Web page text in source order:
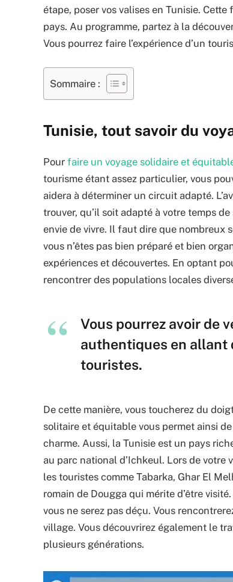
étape, poser vos valises en Tunisie.
pays. Au programme, partez à la
Vous pourrez faire l’expérience d’un
Sommaire :
Tunisie, tout savoir du
Pour faire un voyage solidaire et
tourisme étant assez particulier, vous
aidera à déterminer un circuit adapté.
trouver, qu’il soit adapté à votre temps
envie de vivre. Il faut dire que nombreux
vous n’êtes pas bien préparé et bien
expériences et découvertes. En optant
rencontrer des populations locales
Vous pourrez avoir de
authentiques en allant
touristes.
De cette manière, vous toucherez du
solitaire et équitable vous permet ainsi
charme. Aussi, la Tunisie est un pays
au parc national d’Ichkeul. Lors de
les touristes comme Tabarka, Ghar El
romain de Dougga qui mérite d’être
vous ne serez pas déçu. Vous
village. Vous découvrirez également le
plusieurs générations.